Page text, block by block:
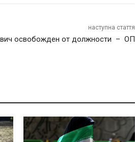
наступна стаття
освобожден от должности – ОП